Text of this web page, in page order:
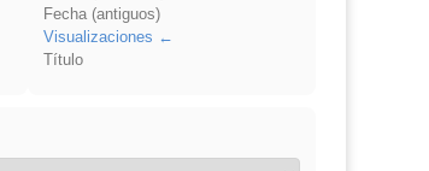
Fecha (antiguos)
Visualizaciones
Título